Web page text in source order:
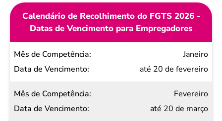
Calendário de Recolhimento do FGTS 2026 -
Datas de Vencimento para Empregadores
Mês de
Competência
Vencimento
Janeiro
até 20 de fevereiro
Fevereiro
até 20 de março